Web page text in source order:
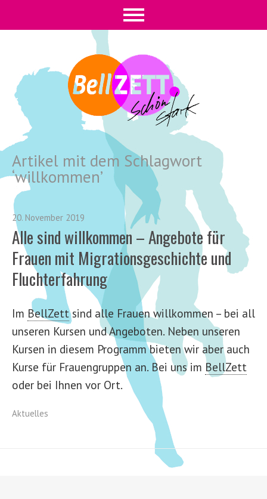
Artikel mit dem Schlagwort
‘willkommen’
20. November 2019
Alle sind willkommen – Angebote für
Frauen mit Migrationsgeschichte und
Fluchterfahrung
Im BellZett sind alle Frauen willkommen – bei all
unseren Kursen und Angeboten. Neben unseren
Kursen in diesem Programm bieten wir aber auch
Kurse für Frauengruppen an. Bei uns im BellZett
oder bei Ihnen vor Ort.
Aktuelles